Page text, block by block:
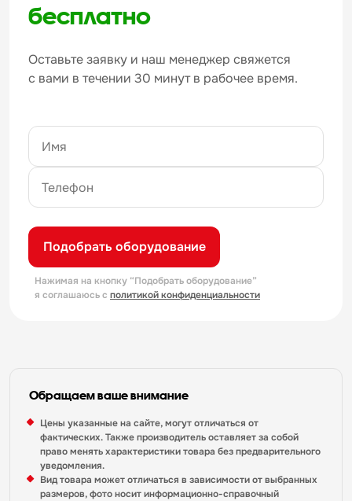
бесплатно
Оставьте заявку и наш менеджер свяжется
с вами в течении 30 минут в рабочее время.
Подобрать оборудование
Нажимая на кнопку “Подобрать оборудование”
я соглашаюсь с политикой конфиденциальности
Обращаем ваше внимание
Цены указанные на сайте, могут отличаться от
фактических. Также производитель оставляет за собой
право менять характеристики товара без предварительного
уведомления.
Вид товара может отличаться в зависимости от выбранных
размеров, фото носит информационно-справочный